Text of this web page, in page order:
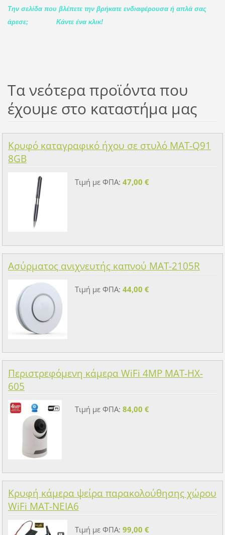
Την σελίδα που βλέπετε την βρήκατε ενδιαφέρουσα ή απλά σας
άρεσε; Κάντε ένα κλικ!
Τα νεότερα προϊόντα που
έχουμε στο καταστήμα μας
Κρυφό καταγραφικό ήχου σε στυλό MAT-Q91
8GB
Τιμή με ΦΠΑ: 47,00 €
Ασύρματος ανιχνευτής καπνού MAT-2105R
Τιμή με ΦΠΑ: 44,00 €
Περιστρεφόμενη κάμερα WiFi 4MP MAT-HX-
605
Τιμή με ΦΠΑ: 84,00 €
Κρυφή κάμερα ψείρα παρακολούθησης χώρου
WiFi MAT-NEIA6
Τιμή με ΦΠΑ: 99,00 €